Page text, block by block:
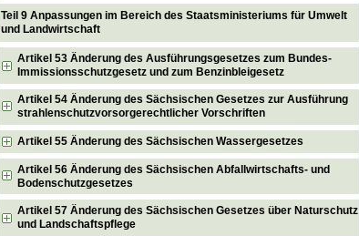
Teil 9 Anpassungen im Bereich des Staatsministeriums für Umwelt
und Landwirtschaft
Artikel 53 Änderung des Ausführungsgesetzes zum Bundes-
Immissionsschutzgesetz und zum Benzinbleigesetz
Artikel 54 Änderung des Sächsischen Gesetzes zur Ausführung
strahlenschutzvorsorgerechtlicher Vorschriften
Artikel 55 Änderung des Sächsischen Wassergesetzes
Artikel 56 Änderung des Sächsischen Abfallwirtschafts- und
Bodenschutzgesetzes
Artikel 57 Änderung des Sächsischen Gesetzes über Naturschutz
und Landschaftspflege